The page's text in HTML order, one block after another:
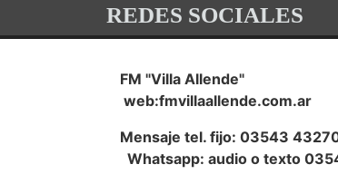
REDES SOCIALES
FM "Villa Allende"
web:fmvillaallende.com.ar
Mensaje tel. fijo: 03543
Whatsapp: audio o texto